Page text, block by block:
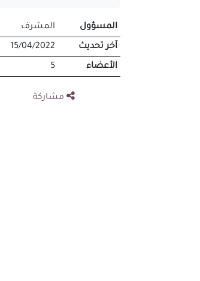
المسؤول المشرف
آخر تحديث 15/04/2022
الأعضاء 5
مشاركة